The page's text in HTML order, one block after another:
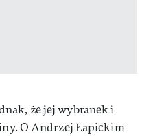
że jej wybranek i
O Andrzej Łapickim